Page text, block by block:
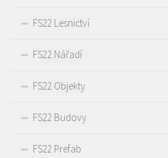
FS22 Lesnictví
FS22 Nářadí
FS22 Objekty
FS22 Budovy
FS22 Prefab